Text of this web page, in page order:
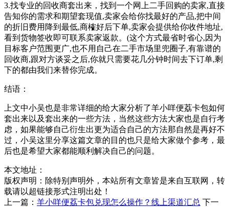
3.找专业的回收商套出来，找到一个网上二手回购的卖家,直接
告知你的需求和期望套现值,卖家会给你找最好的产品,把中间
的折旧费用降到最低,商榷好后下单,卖家会提供给你收件地址,
看到货物签收即可联系卖家返款。(这个方式最省时省心,因为
目标客户范围更广,也不用自己在二手市场里兜圈子,有靠谱的
回收商,跟对方谈妥之后,你就只需要花几分钟时间去下订单,剩
下的都由我们来替你完成。
结语：
上文中小吴也是非常详细的给大家分析了羊小咩便荔卡包如何
套出来以及套出来的一些方法，当然这些方法大家也是自行考
虑，如果能够自己衍生出更为适合自己的方法那自然是再好不
过，小吴这里分享这篇文章的目的也只是给大家做个参考，最
后也是希望大家都能顺利解决自己的问题。
本文地址：
版权声明： 除特别声明外，本站所有文章皆是来自互联网，转
载请以超链接形式注明出处！
上一篇： 羊小咩便荔卡包兑现怎么操作？线上渠道汇总 下一